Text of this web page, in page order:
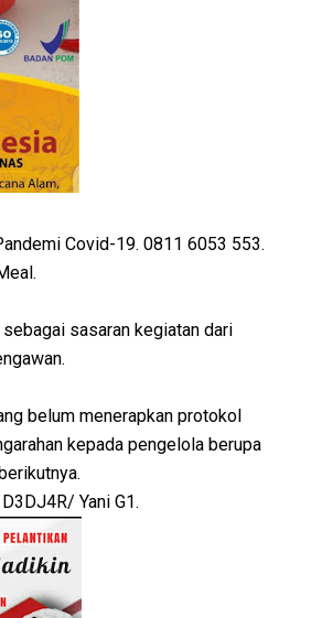
Covid-19. 0811 6053 553.
sasaran kegiatan dari
belum menerapkan protokol
kepada pengelola berupa
Yani G1.